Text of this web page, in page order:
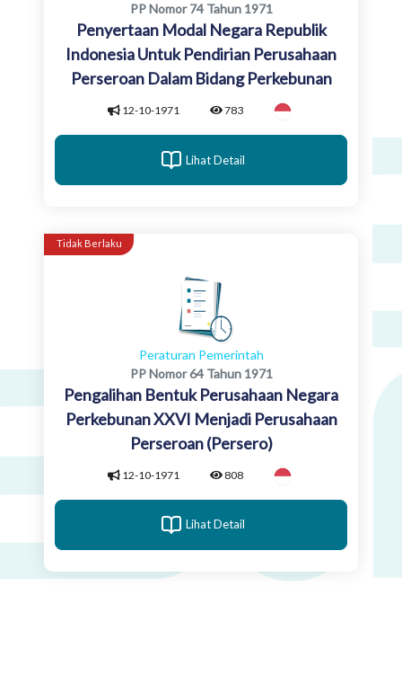
PP Nomor 74 Tahun 1971
Penyertaan Modal Negara Republik
Indonesia Untuk Pendirian Perusahaan
Perseroan Dalam Bidang Perkebunan
12-10-1971 783
Lihat Detail
Tidak Berlaku
Peraturan Pemerintah
PP Nomor 64 Tahun 1971
Pengalihan Bentuk Perusahaan Negara
Perkebunan XXVI Menjadi Perusahaan
Perseroan (Persero)
12-10-1971 808
Lihat Detail